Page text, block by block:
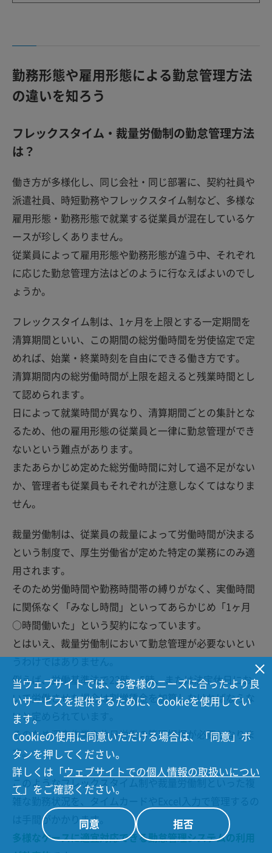
勤務形態や雇用形態による勤怠管理方法
の違いを知ろう
フレックスタイム・裁量労働制の勤怠管理方法
は？
働き方が多様化し、同じ会社・同じ部署に、契約社員や
派遣社員、時短勤務やフレックスタイム制など、多様な
雇用形態・勤務形態で就業する従業員が混在しているケ
ースが珍しくありません。
従業員によって雇用形態や勤務形態が違う中、それぞれ
に応じた勤怠管理方法はどのように行なえばよいのでし
ょうか。
フレックスタイム制は、1ヶ月を上限とする一定期間を
清算期間といい、この期間の総労働時間を労使協定で定
めれば、始業・終業時刻を自由にできる働き方です。
清算期間内の総労働時間が上限を超えると残業時間とし
て認められます。
日によって就業時間が異なり、清算期間ごとの集計とな
るため、他の雇用形態の従業員と一律に勤怠管理ができ
ないという難点があります。
またあらかじめ定めた総労働時間に対して過不足がない
か、管理者も従業員もそれぞれが注意しなくてはなりま
せん。
裁量労働制は、従業員の裁量によって労働時間が決まる
という制度で、厚生労働省が定めた特定の業務にのみ適
用されます。
そのため労働時間や勤務時間帯の縛りがなく、実働時間
に関係なく「みなし時間」といってあらかじめ「1ヶ月
○時間働いた」という契約になっています。
とはいえ、裁量労働制において勤怠管理が必要ないとい
うわけではありません。
例えば、労働基準法で22時～5時、または法定休日にお
いて労働させた場合は割増賃金を加算しなければならな
いと定められています。
そのため深夜作業や休日労働の管理把握が必要となりま
す。
このようなフレックスタイム制や裁量労働制といった複
は手間がかかります。
多様なケースに適宜対応できる勤怠管理システムの利用
当ウェブサイトでは、お客様のニーズに合ったより良
いサービスを提供するために、Cookieを使用してい
ます。
Cookieの使用に同意いただける場合は、「同意」ボ
タンを押してください。
詳しくは「ウェブサイトでの個人情報の取扱いについ
て 」をご確認ください。
同意 拒否